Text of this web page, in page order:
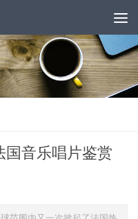
国音乐唱片鉴赏